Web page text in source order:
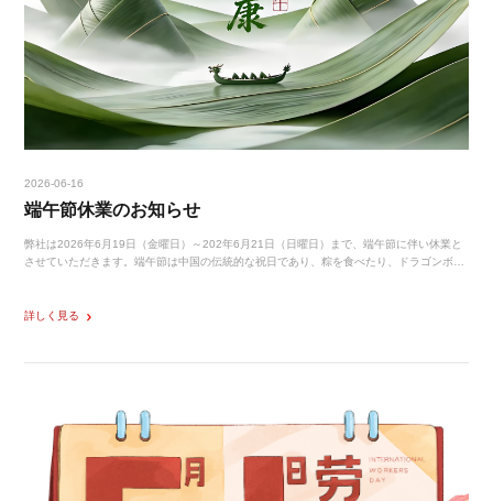
2026-06-16
端午節休業のお知らせ
弊社は2026年6月19日（金曜日）～202年6月21日（日曜日）まで、端午節に伴い休業と
させていただきます。端午節は中国の伝統的な祝日であり、粽を食べたり、ドラゴンボー
詳しく見る